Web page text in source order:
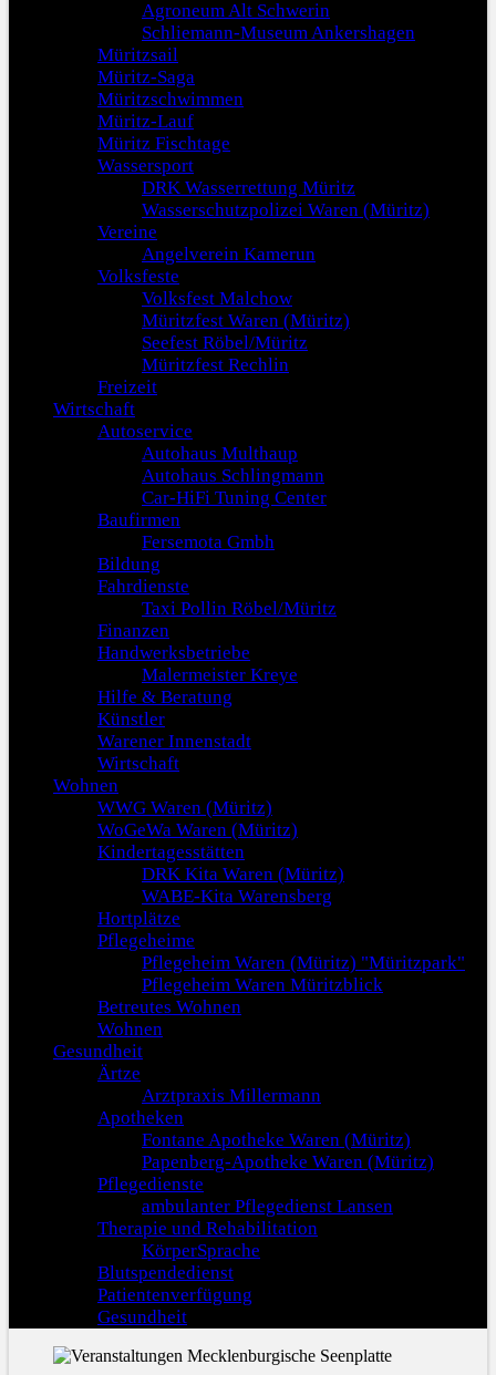
Agroneum Alt Schwerin
Schliemann-Museum Ankershagen
Müritzsail
Müritz-Saga
Müritzschwimmen
Müritz-Lauf
Müritz Fischtage
Wassersport
DRK Wasserrettung Müritz
Wasserschutzpolizei Waren (Müritz)
Vereine
Angelverein Kamerun
Volksfeste
Volksfest Malchow
Müritzfest Waren (Müritz)
Seefest Röbel/Müritz
Müritzfest Rechlin
Freizeit
Wirtschaft
Autoservice
Autohaus Multhaup
Autohaus Schlingmann
Car-HiFi Tuning Center
Baufirmen
Fersemota Gmbh
Bildung
Fahrdienste
Taxi Pollin Röbel/Müritz
Finanzen
Handwerksbetriebe
Malermeister Kreye
Hilfe & Beratung
Künstler
Warener Innenstadt
Wirtschaft
Wohnen
WWG Waren (Müritz)
WoGeWa Waren (Müritz)
Kindertagesstätten
DRK Kita Waren (Müritz)
WABE-Kita Warensberg
Hortplätze
Pflegeheime
Pflegeheim Waren (Müritz) "Müritzpark"
Pflegeheim Waren Müritzblick
Betreutes Wohnen
Wohnen
Gesundheit
Ärtze
Arztpraxis Millermann
Apotheken
Fontane Apotheke Waren (Müritz)
Papenberg-Apotheke Waren (Müritz)
Pflegedienste
ambulanter Pflegedienst Lansen
Therapie und Rehabilitation
KörperSprache
Blutspendedienst
Patientenverfügung
Gesundheit